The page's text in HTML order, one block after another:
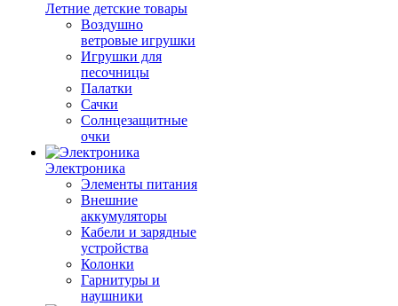
Летние детские товары
Воздушно
ветровые игрушки
Игрушки для
песочницы
Палатки
Сачки
Солнцезащитные
очки
Электроника
Элементы питания
Внешние
аккумуляторы
Кабели и зарядные
устройства
Колонки
Гарнитуры и
наушники